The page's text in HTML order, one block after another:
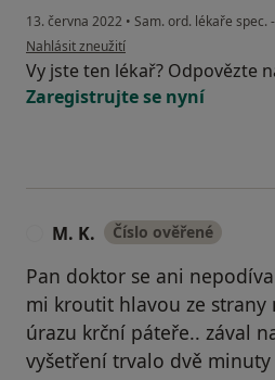
13. června 2022 • Sam. ord. lékaře spec.
podle názoru uživatele J.D.
Nahlásit zneužití
Vy jste ten lékař? Odpovězte
Zaregistrujte se nyní
M. K. Číslo ověřené
Pan doktor se ani
mi kroutit hlavou ze strany
úrazu krční páteře.. zával
vyšetření trvalo dvě